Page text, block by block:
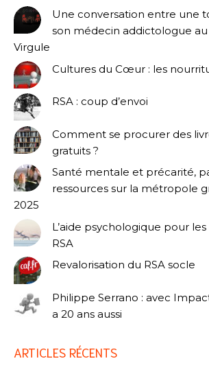
Une conversation entre une
son médecin addictologue au
Virgule
Cultures du Cœur : les
RSA : coup d’envoi
Comment se procurer des
gratuits ?
Santé mentale et précarité,
ressources sur la métropole
2025
L’aide psychologique pour
RSA
Revalorisation du RSA socle
Philippe Serrano : avec
a 20 ans aussi
ARTICLES RÉCENTS